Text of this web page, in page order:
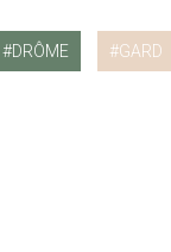
DRÔME GARD